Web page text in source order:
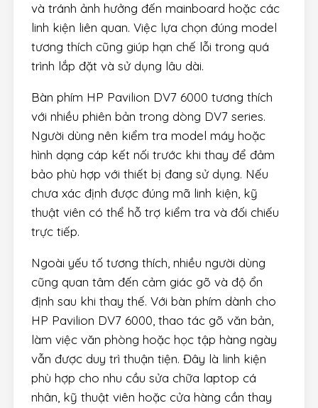
và tránh ảnh hưởng đến mainboard hoặc các
linh kiện liên quan. Việc lựa chọn đúng model
tương thích cũng giúp hạn chế lỗi trong quá
trình lắp đặt và sử dụng lâu dài.
Bàn phím HP Pavilion DV7 6000 tương thích
với nhiều phiên bản trong dòng DV7 series.
Người dùng nên kiểm tra model máy hoặc
hình dạng cáp kết nối trước khi thay để đảm
bảo phù hợp với thiết bị đang sử dụng. Nếu
chưa xác định được đúng mã linh kiện, kỹ
thuật viên có thể hỗ trợ kiểm tra và đối chiếu
trực tiếp.
Ngoài yếu tố tương thích, nhiều người dùng
cũng quan tâm đến cảm giác gõ và độ ổn
định sau khi thay thế. Với bàn phím dành cho
HP Pavilion DV7 6000, thao tác gõ văn bản,
làm việc văn phòng hoặc học tập hàng ngày
vẫn được duy trì thuận tiện. Đây là linh kiện
phù hợp cho nhu cầu sửa chữa laptop cá
nhân, kỹ thuật viên hoặc cửa hàng cần thay